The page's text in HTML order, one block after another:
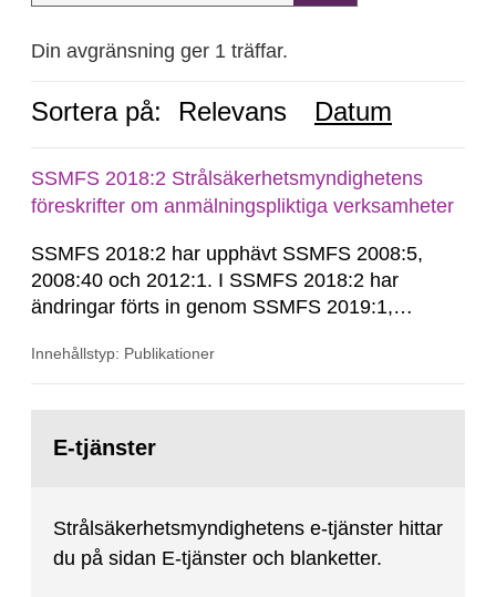
Din avgränsning ger 1 träffar.
Sortera på: Relevans Datum
SSMFS 2018:2 Strålsäkerhetsmyndighetens
föreskrifter om anmälningspliktiga verksamheter
SSMFS 2018:2 har upphävt SSMFS 2008:5,
2008:40 och 2012:1. I SSMFS 2018:2 har
ändringar förts in genom SSMFS 2019:1,
Innehållstyp: Publikationer
sida:E-tjänster
Strålsäkerhetsmyndighetens e-tjänster hittar
du på sidan E-tjänster och blanketter.